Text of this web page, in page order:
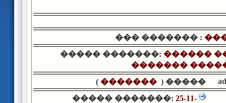
��� ������� :
����� �������: ������
�������
����� (
�������
)
����� �������: 25-11-